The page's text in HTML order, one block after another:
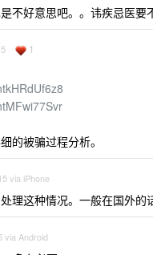
不好意思吧。。讳疾忌医要
1
的被骗过程分析。
via iPhone
理这种情况。一般在国外的
via Android